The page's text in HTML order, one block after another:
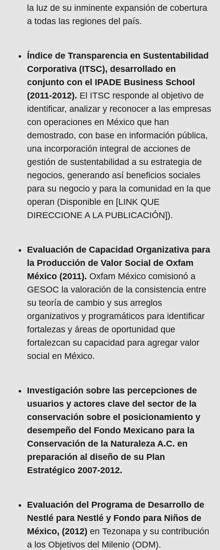
la luz de su inminente expansión de cobertura
a todas las regiones del país.
Índice de Transparencia en Sustentabilidad
Corporativa (ITSC), desarrollado en
conjunto con el IPADE Business School
(2011-2012). El ITSC responde al objetivo de
identificar, analizar y reconocer a las empresas
con operaciones en México que han
demostrado, con base en información pública,
una incorporación integral de acciones de
gestión de sustentabilidad a su estrategia de
negocios, generando así beneficios sociales
para su negocio y para la comunidad en la que
operan (Disponible en [LINK QUE
DIRECCIONE A LA PUBLICACIÓN]).
Evaluación de Capacidad Organizativa para
la Producción de Valor Social de Oxfam
México (2011). Oxfam México comisionó a
GESOC la valoración de la consistencia entre
su teoría de cambio y sus arreglos
organizativos y programáticos para identificar
fortalezas y áreas de oportunidad que
fortalezcan su capacidad para agregar valor
social en México.
Investigación sobre las percepciones de
usuarios y actores clave del sector de la
conservación sobre el posicionamiento y
desempeño del Fondo Mexicano para la
Conservación de la Naturaleza A.C. en
preparación al diseño de su Plan
Estratégico 2007-2012.
Evaluación del Programa de Desarrollo de
Nestlé para Nestlé y Fondo para Niños de
México, (2012) en Tezonapa y su contribución
a los Objetivos del Milenio (ODM).